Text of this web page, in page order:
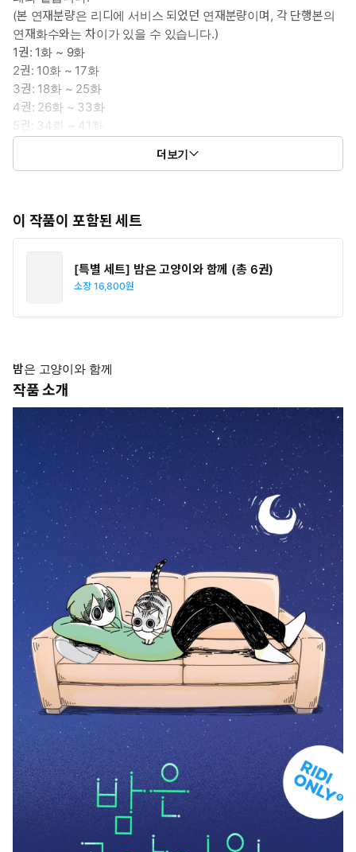
(본 연재분량은 리디에 서비스 되었던 연재분량이며, 각 단행본의
연재화수와는 차이가 있을 수 있습니다.)
1권: 1화 ~ 9화
2권: 10화 ~ 17화
3권: 18화 ~ 25화
4권: 26화 ~ 33화
5권: 34화 ~ 41화
6권: 42화 ~ 49화
더보기
이 작품이 포함된 세트
[특별 세트] 밤은 고양이와 함께 (총 6권)
소장 16,800원
밤은 고양이와 함께
작품 소개